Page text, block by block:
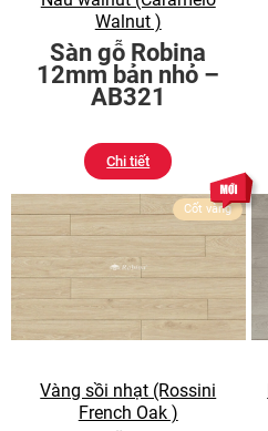
Walnut )
Sàn gỗ Robina
12mm bản nhỏ –
AB321
Chi tiết
Cốt vàng
Vàng sồi nhạt (Rossini
French Oak )